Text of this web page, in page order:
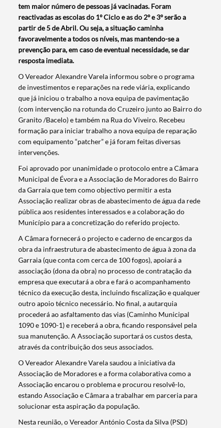
Termo de Pesquisa
Categorias gerais
Filtros
tem maior número de pessoas já vacinadas. Foram
reactivadas as escolas do 1º Ciclo e as do 2º e 3º serão a
partir de 5 de Abril. Ou seja, a situação caminha
favoravelmente a todos os níveis, mas mantendo-se a
prevenção para, em caso de eventual necessidade, se dar
resposta imediata.
O Vereador Alexandre Varela informou sobre o programa
de investimentos e reparações na rede viária, explicando
que já iniciou o trabalho a nova equipa de pavimentação
(com intervenção na rotunda do Cruzeiro junto ao Bairro do
Granito /Bacelo) e também na Rua do Viveiro. Recebeu
formação para iniciar trabalho a nova equipa de reparação
com equipamento “patcher” e já foram feitas diversas
intervenções.
Foi aprovado por unanimidade o protocolo entre a Câmara
Municipal de Évora e a Associação de Moradores do Bairro
da Garraia que tem como objectivo permitir a esta
Associação realizar obras de abastecimento de água da rede
pública aos residentes interessados e a colaboração do
Município para a concretização do referido projecto.
A Câmara fornecerá o projecto e caderno de encargos da
obra da infraestrutura de abastecimento de água à zona da
Garraia (que conta com cerca de 100 fogos), apoiará a
associação (dona da obra) no processo de contratação da
empresa que executará a obra e fará o acompanhamento
técnico da execução desta, incluindo fiscalização e qualquer
outro apoio técnico necessário. No final, a autarquia
procederá ao asfaltamento das vias (Caminho Municipal
1090 e 1090-1) e receberá a obra, ficando responsável pela
sua manutenção. A Associação suportará os custos desta,
através da contribuição dos seus associados.
O Vereador Alexandre Varela saudou a iniciativa da
Associação de Moradores e a forma colaborativa como a
Associação encarou o problema e procurou resolvê-lo,
estando Associação e Câmara a trabalhar em parceria para
solucionar esta aspiração da população.
Nesta reunião, o Vereador António Costa da Silva (PSD)